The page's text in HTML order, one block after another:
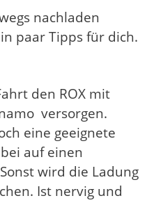
nachladen
paar Tipps für dich.
den ROX mit
versorgen.
eine geeignete
auf einen
wird die Ladung
Ist nervig und